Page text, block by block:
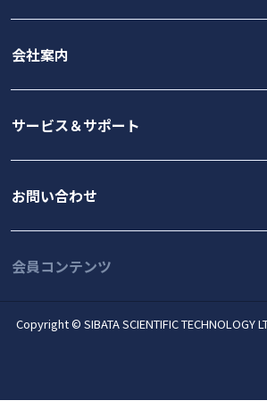
会社案内
サービス＆サポート
お問い合わせ
会員コンテンツ
Copyright © SIBATA SCIENTIFIC TECHNOLOGY